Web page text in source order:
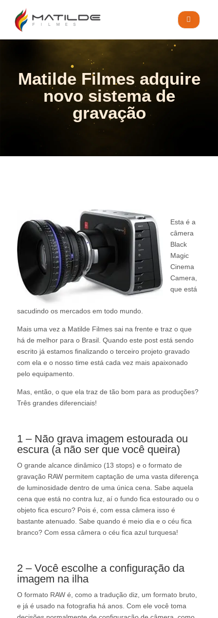
Matilde Filmes adquire
novo sistema de
gravação
Esta é a
câmera
Black
Magic
Cinema
Camera,
que está
sacudindo os mercados em todo mundo.
Mais uma vez a Matilde Filmes sai na frente e traz o que
há de melhor para o Brasil. Quando este post está sendo
escrito já estamos finalizando o terceiro projeto gravado
com ela e o nosso time está cada vez mais apaixonado
pelo equipamento.
Mas, então, o que ela traz de tão bom para as produções?
Três grandes diferenciais!
1 – Não grava imagem estourada ou
escura (a não ser que você queira)
O grande alcance dinâmico (13 stops) e o formato de
gravação RAW permitem captação de uma vasta diferença
de luminosidade dentro de uma única cena. Sabe aquela
cena que está no contra luz, aí o fundo fica estourado ou o
objeto fica escuro? Pois é, com essa câmera isso é
bastante atenuado. Sabe quando é meio dia e o céu fica
branco? Com essa câmera o céu fica azul turquesa!
2 – Você escolhe a configuração da
imagem na ilha
O formato RAW é, como a tradução diz, um formato bruto,
e já é usado na fotografia há anos. Com ele você toma